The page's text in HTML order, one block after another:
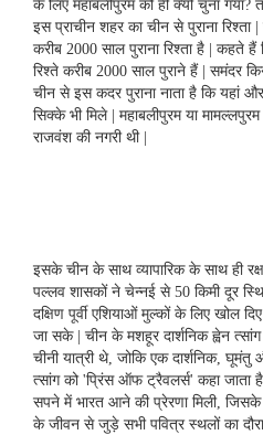
o
o
k
e
r
e
d
I
n
t
s
A
p
p
के लिए महाबलीपुरम को ही क्‍यों चुना
इस प्राचीन शहर का चीन से पुराना रिश्‍ता
करीब 2000 साल पुराना रिश्‍ता है | कहते हैं
रिश्ते करीब 2000 साल पुराने हैं | समंदर
चीन से इस कदर पुराना नाता है कि यहां
सिक्‍के भी मिले | महाबलीपुरम या मामल्‍लपुरम
राजवंश की नगरी थी |
इसके चीन के साथ व्‍यापारिक के साथ ही
पल्‍लव शासकों ने चेन्‍नई से 50 किमी दूर
दक्षिण पूर्वी एशियाओं मुल्‍कों के लिए खोल
जा सके | चीन के मशहूर दार्शनिक ह्वेन
चीनी यात्री थे, जोकि एक दार्शनिक, घूमंतु
त्सांग को 'प्रिंस ऑफ ट्रैवलर्स' कहा जाता है
सपने में भारत आने की प्रेरणा मिली,
के जीवन से जुड़े सभी पवित्र स्थलों का